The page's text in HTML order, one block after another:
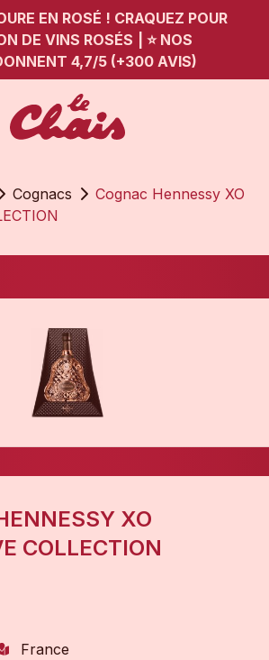
EN ROSÉ ! CRAQUEZ POUR
DE VINS ROSÉS
⭐ NOS
4,7/5 (+300 AVIS)
Cognacs
Cognac Hennessy XO
XO
COLLECTION
France